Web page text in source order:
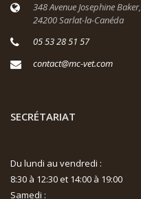
348 Avenue Josephine Baker,
24200 Sarlat-la-Canéda
05 53 28 51 57
contact@mc-vet.com
SECRÉTARIAT
Du lundi au vendredi :
8:30 à 12:30 et 14:00 à 19:00
Samedi :